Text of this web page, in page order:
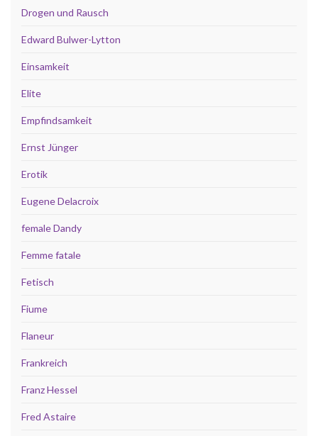
Drogen und Rausch
Edward Bulwer-Lytton
Einsamkeit
Elite
Empfindsamkeit
Ernst Jünger
Erotik
Eugene Delacroix
female Dandy
Femme fatale
Fetisch
Fiume
Flaneur
Frankreich
Franz Hessel
Fred Astaire